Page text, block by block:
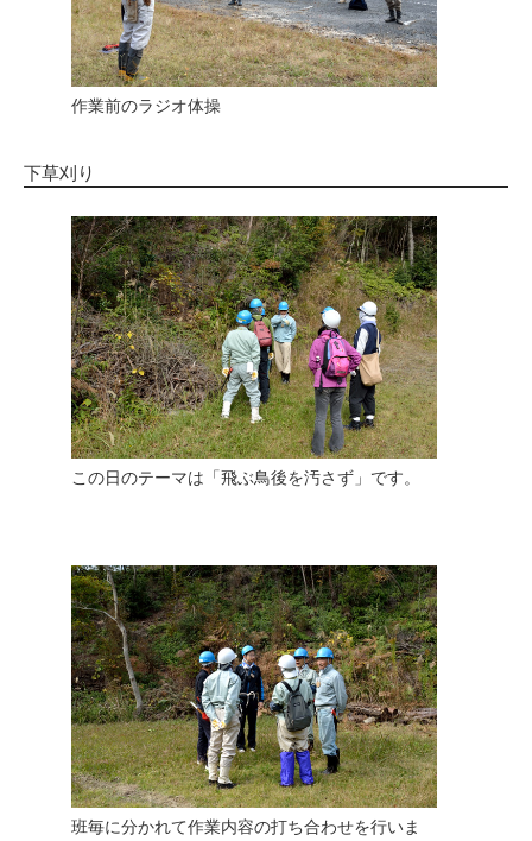
作業前のラジオ体操
下草刈り
この日のテーマは「飛ぶ鳥後を汚さず」です。
班毎に分かれて作業内容の打ち合わせを行いま